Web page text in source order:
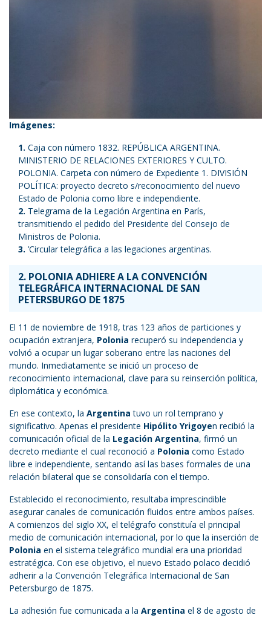
Imágenes:
Caja con número 1832. REPÚBLICA ARGENTINA.
MINISTERIO DE RELACIONES EXTERIORES Y CULTO.
POLONIA. Carpeta con número de Expediente 1. DIVISIÓN
POLÍTICA: proyecto decreto s/reconocimiento del nuevo
Estado de Polonia como libre e independiente.
Telegrama de la Legación Argentina en París,
transmitiendo el pedido del Presidente del Consejo de
Ministros de Polonia.
’Circular telegráfica a las legaciones argentinas.
2. POLONIA ADHIERE A LA CONVENCIÓN
TELEGRÁFICA INTERNACIONAL DE SAN
PETERSBURGO DE 1875
El 11 de noviembre de 1918, tras 123 años de particiones y
ocupación extranjera, Polonia recuperó su independencia y
volvió a ocupar un lugar soberano entre las naciones del
mundo. Inmediatamente se inició un proceso de
reconocimiento internacional, clave para su reinserción política,
diplomática y económica.
En ese contexto, la Argentina tuvo un rol temprano y
significativo. Apenas el presidente Hipólito Yrigoyen recibió la
comunicación oficial de la Legación Argentina, firmó un
decreto mediante el cual reconoció a Polonia como Estado
libre e independiente, sentando así las bases formales de una
relación bilateral que se consolidaría con el tiempo.
Establecido el reconocimiento, resultaba imprescindible
asegurar canales de comunicación fluidos entre ambos países.
A comienzos del siglo XX, el telégrafo constituía el principal
medio de comunicación internacional, por lo que la inserción de
Polonia en el sistema telegráfico mundial era una prioridad
estratégica. Con ese objetivo, el nuevo Estado polaco decidió
adherir a la Convención Telegráfica Internacional de San
Petersburgo de 1875.
La adhesión fue comunicada a la Argentina el 8 de agosto de